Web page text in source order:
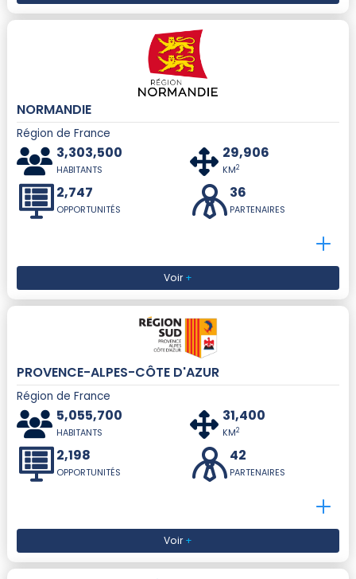
NORMANDIE
Région de France
3,303,500
HABITANTS
29,906
KM2
2,747
OPPORTUNITÉS
36
PARTENAIRES
Voir+
PROVENCE-ALPES-CÔTE D'AZUR
Région de France
5,055,700
HABITANTS
31,400
KM2
2,198
OPPORTUNITÉS
42
PARTENAIRES
Voir+